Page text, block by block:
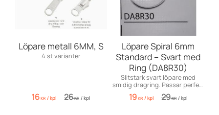
Löpare metall 6MM, S
4 st varianter
16KR /kpl 26KR /kpl
Löpare Spiral 6mm
Standard – Svart med
Ring (DA8R30)
Slitstark svart löpare med
smidig dragring. Passar perfekt
till 6mm spiralblixtlås.
19KR /kpl 29KR /kpl